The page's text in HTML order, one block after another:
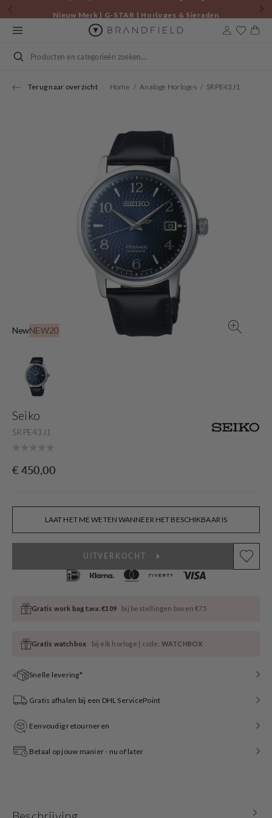
Skip to
content
Nieuw Merk | G-STAR | Horloges & Sieraden
Cart
Search
Terug naar overzicht Home Analoge Horloges SRPE43J1
NewNEW20
Open
1
in
gallery
view
Seiko
SRPE43J1
Originele
€ 450,00
LAAT HET ME WETEN WANNEER HET BESCHIKBAAR IS
UITVERKOCHT
Gratis work bag t.w.v. €109 bij bestellingen boven €75
Gratis watchbox bij elk horloge | code: WATCHBOX
Snelle levering*
Gratis afhalen bij een DHL ServicePoint
Eenvoudig retourneren
Betaal op jouw manier - nu of later